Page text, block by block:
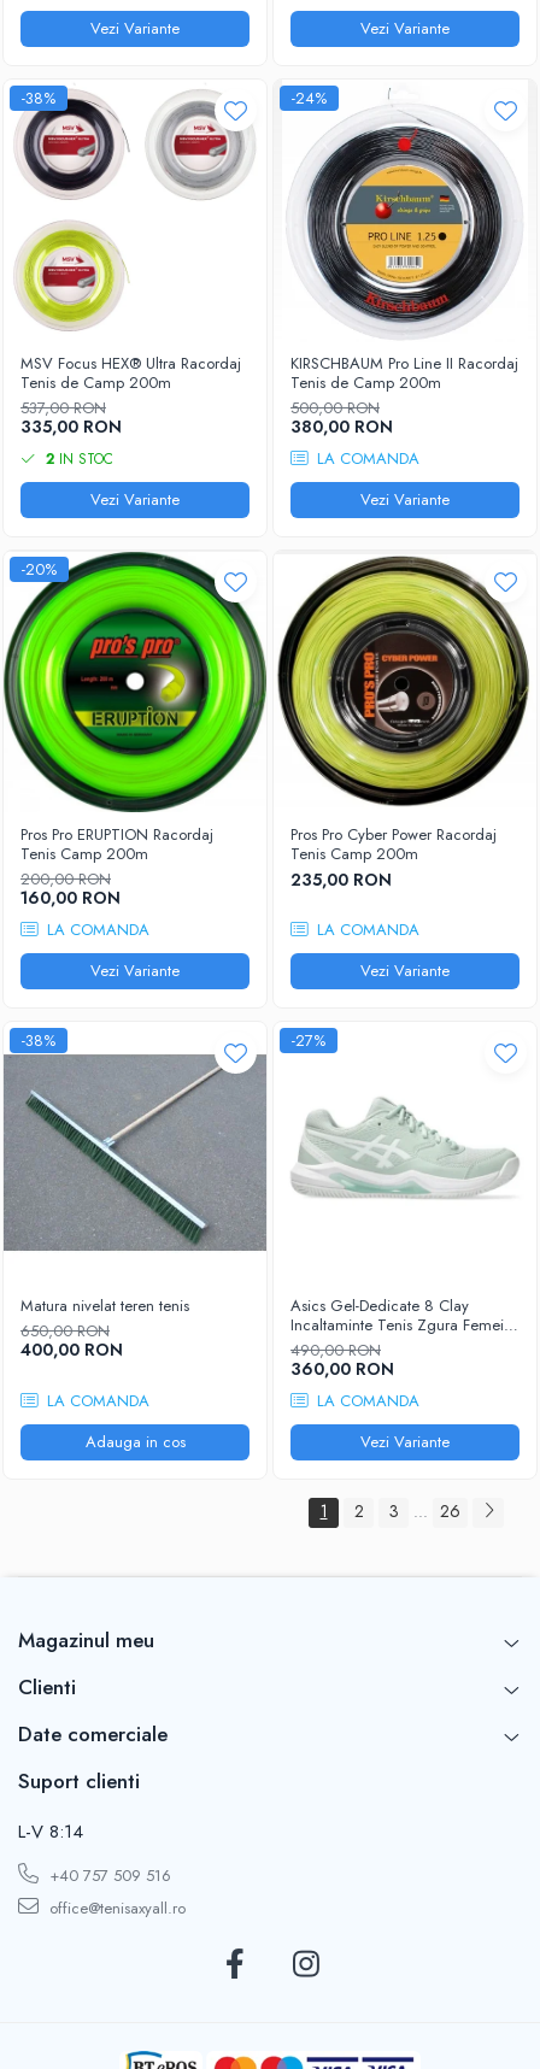
Vezi Variante
Vezi Variante
-38%
MSV Focus HEX® Ultra Racordaj
Tenis de Camp 200m
537,00 RON
335,00 RON
2 IN STOC
Vezi Variante
-24%
KIRSCHBAUM Pro Line II Racordaj
Tenis de Camp 200m
500,00 RON
380,00 RON
LA COMANDA
Vezi Variante
-20%
Pros Pro ERUPTION Racordaj
Tenis Camp 200m
200,00 RON
160,00 RON
LA COMANDA
Vezi Variante
Pros Pro Cyber Power Racordaj
Tenis Camp 200m
235,00 RON
LA COMANDA
Vezi Variante
-38%
Matura nivelat teren tenis
650,00 RON
400,00 RON
LA COMANDA
Adauga in cos
-27%
Asics Gel-Dedicate 8 Clay
Incaltaminte Tenis Zgura Femei
Gri albastrui, Alb
490,00 RON
360,00 RON
LA COMANDA
Vezi Variante
1 2 3 ... 26
Magazinul meu
Clienti
Date comerciale
Suport clienti
L-V 8:14
+40 757 509 516
office@tenisaxyall.ro